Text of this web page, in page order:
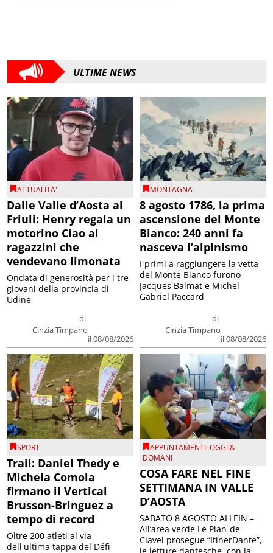
ULTIME NEWS
ATTUALITA'
Dalle Valle d’Aosta al
Friuli: Henry regala un
motorino Ciao ai
ragazzini che
vendevano limonata
di
Cinzia Timpano
il 08/08/2026
Ondata di generosità per i tre
giovani della provincia di
Udine
MONTAGNA
8 agosto 1786, la prima
ascensione del Monte
Bianco: 240 anni fa
nasceva l’alpinismo
di
Cinzia Timpano
il 08/08/2026
I primi a raggiungere la vetta
del Monte Bianco furono
Jacques Balmat e Michel
Gabriel Paccard
SPORT
Trail: Daniel Thedy e
Michela Comola
firmano il Vertical
Brusson-Bringuez a
tempo di record
Oltre 200 atleti al via
dell'ultima tappa del Défì
APPUNTAMENTI,OGGI &
DOMANI
COSA FARE NEL FINE
SETTIMANA IN VALLE
D’AOSTA
SABATO 8 AGOSTO ALLEIN –
All’area verde Le Plan-de-
Clavel prosegue “ItinerDante”,